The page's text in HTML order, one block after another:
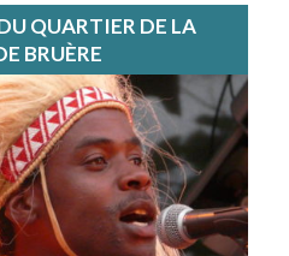
QUARTIER DE LA
BRUÈRE